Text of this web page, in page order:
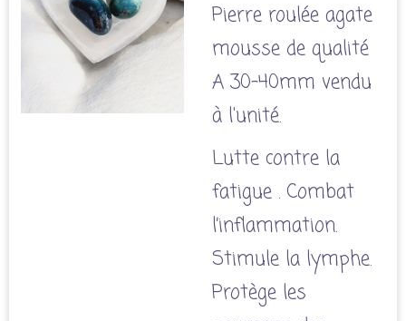
Pierre roulée agate
mousse de qualité
A 30-40mm vendu
à l'unité.
Lutte contre la
fatigue . Combat
l’inflammation.
Stimule la lymphe.
Protège les